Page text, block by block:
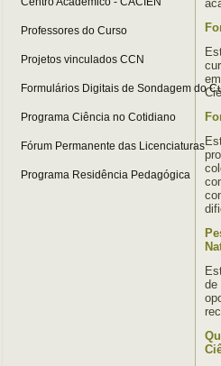
Professores do Curso
Projetos vinculados CCN
Formulários Digitais de Sondagem do
Programa Ciência no Cotidiano
Fórum Permanente das Licenciaturas
Programa Residência Pedagógica
de